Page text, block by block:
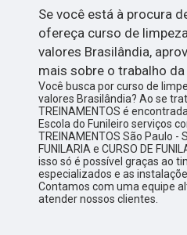
Se você está à procura
ofereça curso de
valores Brasilândia,
mais sobre o trabalho
Você busca por curso de
valores Brasilândia? Ao se
TREINAMENTOS é
Escola do Funileiro serviços
TREINAMENTOS São Paulo -
FUNILARIA e CURSO DE
isso só é possível graças ao
especializados e as
Contamos com uma equipe
atender nossos clientes.